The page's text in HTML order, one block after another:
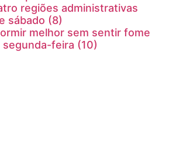
regiões administrativas
sábado (8)
melhor sem sentir fome
feira (10)